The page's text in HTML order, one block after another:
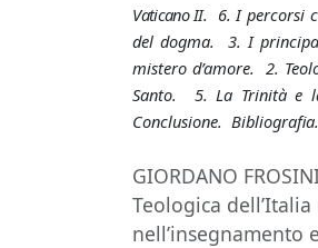
Vaticano II. 6. I percorsi
del dogma. 3. I
mistero d’amore. 2.
Santo. 5. La Trinità e
Conclusione.
GIORDANO
Teologica
nell’insegnamento